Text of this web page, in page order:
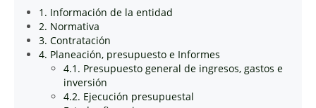
1. Información de la entidad
2. Normativa
3. Contratación
4. Planeación, presupuesto e Informes
4.1. Presupuesto general de ingresos, gastos e
inversión
4.2. Ejecución presupuestal